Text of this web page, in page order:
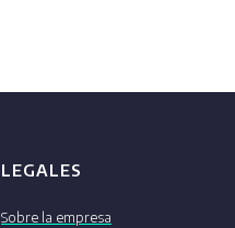
LEGALES
Sobre la empresa